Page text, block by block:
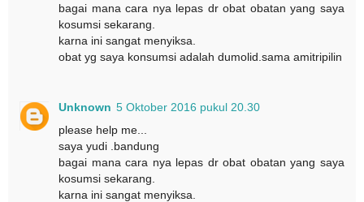
bagai mana cara nya lepas dr obat obatan yang saya
kosumsi sekarang.
karna ini sangat menyiksa.
obat yg saya konsumsi adalah dumolid.sama amitripilin
Unknown 5 Oktober 2016 pukul 20.30
please help me...
saya yudi .bandung
bagai mana cara nya lepas dr obat obatan yang saya
kosumsi sekarang.
karna ini sangat menyiksa.